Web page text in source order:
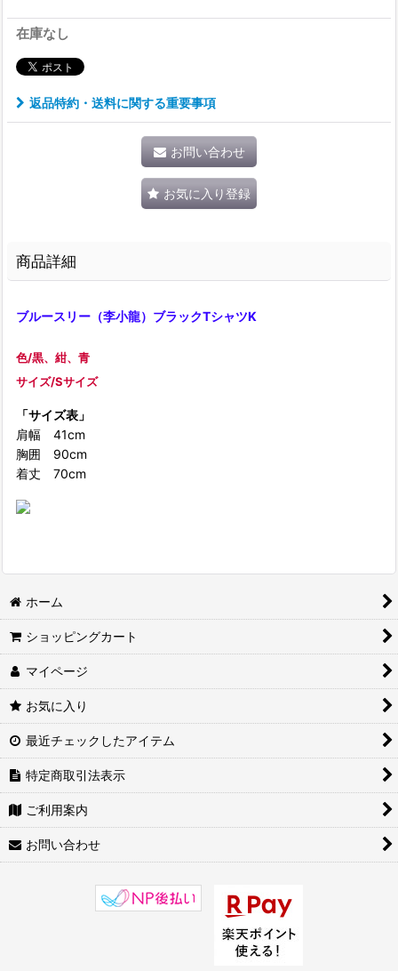
在庫なし
返品特約・送料に関する重要事項
お問い合わせ
お気に入り登録
商品詳細
ブルースリー（李小龍）ブラックTシャツK
色/黒、紺、青
サイズ/Sサイズ
「サイズ表」
肩幅 41cm
胸囲 90cm
着丈 70cm
ホーム
ショッピングカート
マイページ
お気に入り
最近チェックしたアイテム
特定商取引法表示
ご利用案内
お問い合わせ